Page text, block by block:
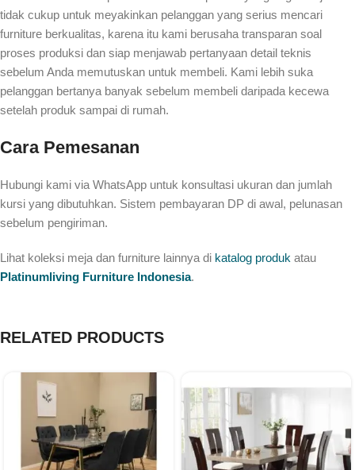
tidak cukup untuk meyakinkan pelanggan yang serius mencari
furniture berkualitas, karena itu kami berusaha transparan soal
proses produksi dan siap menjawab pertanyaan detail teknis
sebelum Anda memutuskan untuk membeli. Kami lebih suka
pelanggan bertanya banyak sebelum membeli daripada kecewa
setelah produk sampai di rumah.
Cara Pemesanan
Hubungi kami via WhatsApp untuk konsultasi ukuran dan jumlah
kursi yang dibutuhkan. Sistem pembayaran DP di awal, pelunasan
sebelum pengiriman.
Lihat koleksi meja dan furniture lainnya di katalog produk atau
Platinumliving Furniture Indonesia.
RELATED PRODUCTS